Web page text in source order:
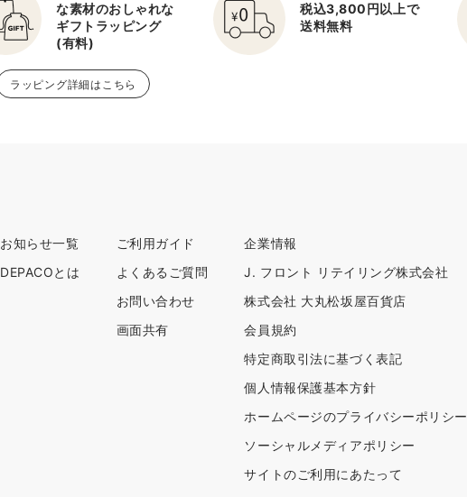
な素材のおしゃれな
ギフトラッピング
(有料)
ラッピング詳細はこちら
税込3,800円以上で
送料無料
お知らせ一覧
DEPACOとは
ご利用ガイド
よくあるご質問
お問い合わせ
画面共有
企業情報
J. フロント リテイリング株式会社
株式会社 大丸松坂屋百貨店
会員規約
特定商取引法に基づく表記
個人情報保護基本方針
ホームページのプライバシーポリシー
ソーシャルメディアポリシー
サイトのご利用にあたって